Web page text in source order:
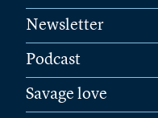
Newsletter
Podcast
Savage love